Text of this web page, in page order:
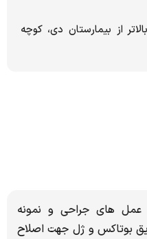
از بیمارستان دی، کوچه
عمل های جراحی و نمونه
بوتاکس و ژل جهت اصلاح